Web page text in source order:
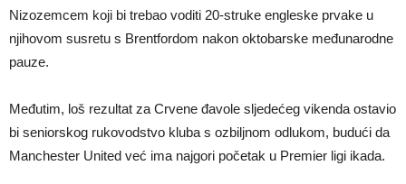
Nizozemcem koji bi trebao voditi 20-struke engleske prvake u
njihovom susretu s Brentfordom nakon oktobarske međunarodne
pauze.
Međutim, loš rezultat za Crvene đavole sljedećeg vikenda ostavio
bi seniorskog rukovodstvo kluba s ozbiljnom odlukom, budući da
Manchester United već ima najgori početak u Premier ligi ikada.